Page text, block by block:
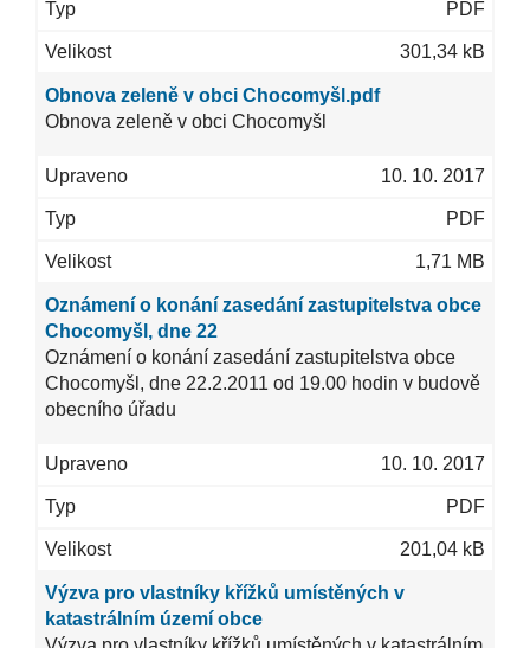
PDF
301,34 kB
Obnova zeleně v obci Chocomyšl.pdf
Obnova zeleně v obci Chocomyšl
10. 10. 2017
PDF
1,71 MB
Oznámení o konání zasedání zastupitelstva obce
Chocomyšl, dne 22
Oznámení o konání zasedání zastupitelstva obce
Chocomyšl, dne 22.2.2011 od 19.00 hodin v budově
obecního úřadu
10. 10. 2017
PDF
201,04 kB
Výzva pro vlastníky křížků umístěných v
katastrálním území obce